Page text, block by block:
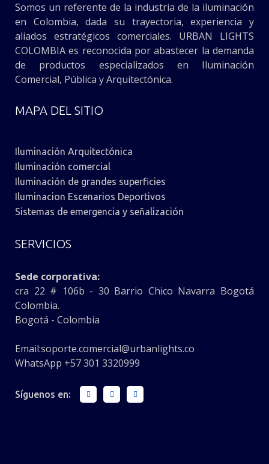
Somos un referente de la industria de la iluminación
en Colombia, dada su trayectoria, experiencia y
aliados estratégicos comerciales. URBAN LIGHTS
COLOMBIA es reconocida por abastecer la demanda
de productos especializados en Iluminación
Comercial, Pública y Arquitectónica.
MAPA DEL SITIO
Iluminación Arquitectónica
Iluminación comercial
Iluminación de grandes superficies
Iluminacion Escenarios Deportivos
Sistemas de emergencia y señalización
SERVICIOS
Sede corporativa:
cra 22 # 106b - 30 Barrio Chico Navarra Bogotá
Colombia.
Bogotá - Colombia
Email:soporte.comercial@urbanlights.co
WhatsApp +57 301 3320999
Síguenos en: